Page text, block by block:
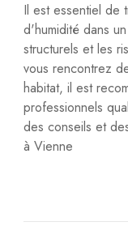
Il est essentiel de
d'humidité dans
structurels et les
vous rencontrez
habitat, il est
professionnels
des conseils et
à Vienne